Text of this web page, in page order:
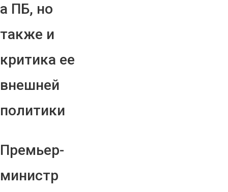
а ПБ, но
также и
критика ее
внешней
политики
Премьер-
министр